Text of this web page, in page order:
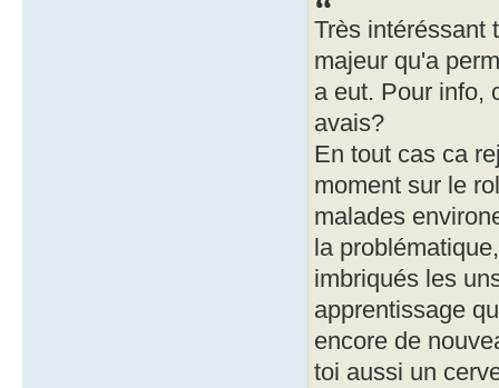
Très intéréssant
majeur qu'a
a eut. Pour info,
avais?
En tout cas ca
moment sur le
malades
la
imbriqués les
apprentissage
encore de
toi aussi un